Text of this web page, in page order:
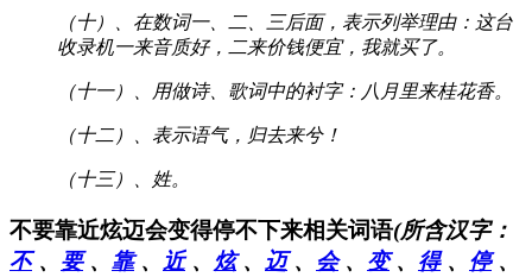
（十）、在数词一、二、三后面，表示列举理由：这台
收录机一来音质好，二来价钱便宜，我就买了。
（十一）、用做诗、歌词中的衬字：八月里来桂花香。
（十二）、表示语气，归去来兮！
（十三）、姓。
不要靠近炫迈会变得停不下来相关词语(所含汉字：
不、 要、 靠、 近、 炫、 迈、 会、 变、 得、 停、